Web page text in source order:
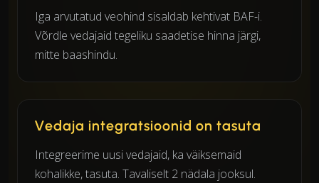
Iga arvutatud veohind sisaldab kehtivat BAF-i.
Võrdle vedajaid tegeliku saadetise hinna järgi,
mitte baashindu.
Vedaja integratsioonid on tasuta
Integreerime uusi vedajaid, ka väiksemaid
kohalikke, tasuta. Tavaliselt 2 nädala jooksul.